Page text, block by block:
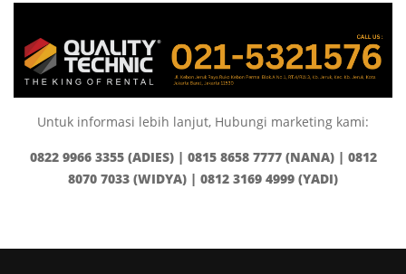
Untuk informasi lebih lanjut, Hubungi marketing kami:
0822 9966 3355 (ADIES) | 0815 8658 7777 (NANA) | 0812
8070 7033 (WIDYA) | 0812 3169 4999 (YADI)